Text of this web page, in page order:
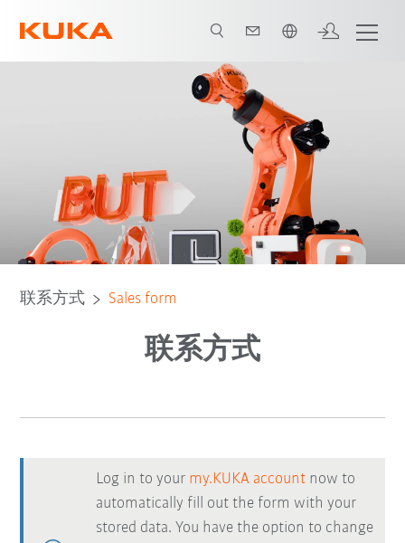
联系方式 Sales form
联系方式
Log in to your my.KUKA account now to
automatically fill out the form with your
stored data. You have the option to change